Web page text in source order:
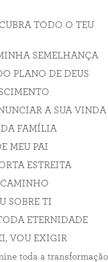
TODO O TEU
SEMELHANÇA
PLANO DE DEUS
A SUA VINDA
DA FAMÍLIA
MEU PAI
ESTREITA
CAMINHO
SOBRE TI
ETERNIDADE
VOU EXIGIR
toda a transformação